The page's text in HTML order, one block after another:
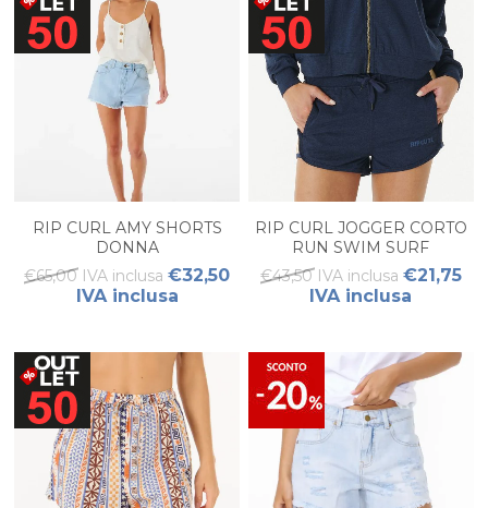
RIP CURL AMY SHORTS
DONNA
€65,00 IVA inclusa €32,50
IVA inclusa
RIP CURL JOGGER CORTO
RUN SWIM SURF
€43,50 IVA inclusa €21,75
IVA inclusa